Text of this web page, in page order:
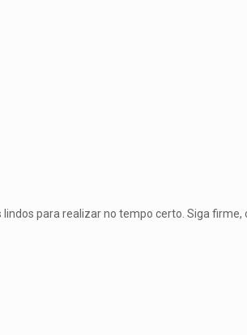
para realizar no tempo certo. Siga